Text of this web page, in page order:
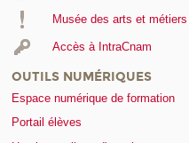
Musée des arts et métiers
Accès à IntraCnam
OUTILS NUMÉRIQUES
Espace numérique de formation
Portail élèves